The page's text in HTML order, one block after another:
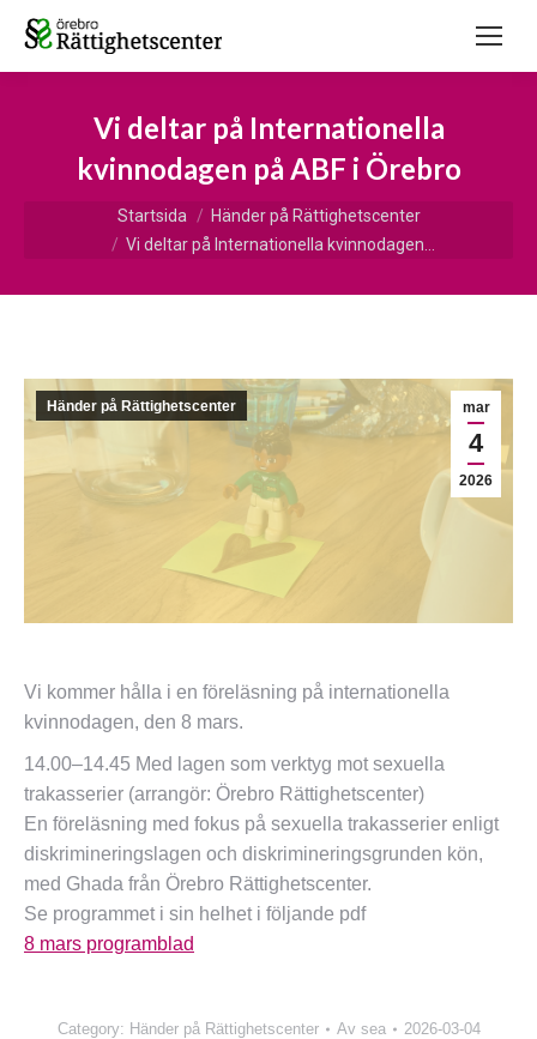
Vi deltar på Internationella
kvinnodagen på ABF i Örebro
Startsida
Händer på Rättighetscenter
Vi deltar på Internationella kvinnodagen…
mar
4
2026
Händer på Rättighetscenter
Vi kommer hålla i en föreläsning på internationella
kvinnodagen, den 8 mars.
14.00–14.45 Med lagen som verktyg mot sexuella
trakasserier (arrangör: Örebro Rättighetscenter)
En föreläsning med fokus på sexuella trakasserier enligt
diskrimineringslagen och diskrimineringsgrunden kön,
med Ghada från Örebro Rättighetscenter.
Se programmet i sin helhet i följande pdf
8 mars programblad
Category: Händer på Rättighetscenter Av sea 2026-03-04